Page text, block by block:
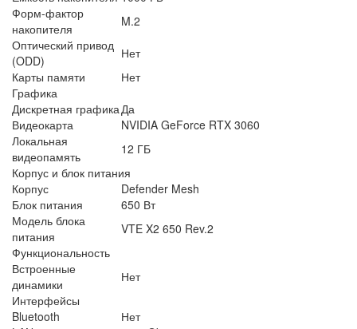
Форм-фактор
накопителя
M.2
Оптический привод
(ODD)
Нет
Карты памяти
Нет
Графика
Дискретная графика Да
Видеокарта
NVIDIA GeForce RTX 3060
Локальная
видеопамять
12 ГБ
Корпус и блок питания
Корпус
Defender Mesh
Блок питания
650 Вт
Модель блока
питания
VTE X2 650 Rev.2
Функциональность
Встроенные
динамики
Нет
Интерфейсы
Bluetooth
Нет